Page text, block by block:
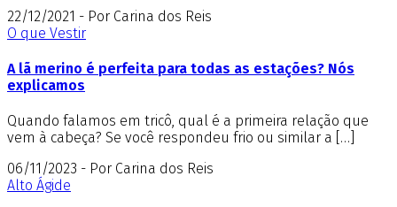
22/12/2021 - Por Carina dos Reis
O que Vestir
A lã merino é perfeita para todas as estações? Nós
explicamos
Quando falamos em tricô, qual é a primeira relação que
vem à cabeça? Se você respondeu frio ou similar a […]
06/11/2023 - Por Carina dos Reis
Alto Ágide